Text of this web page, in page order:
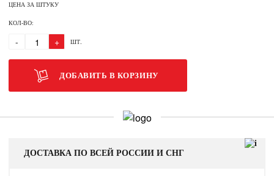
ЦЕНА ЗА ШТУКУ
КОЛ-ВО:
- + ШТ.
ДОБАВИТЬ В КОРЗИНУ
ДОСТАВКА ПО ВСЕЙ РОССИИ И СНГ